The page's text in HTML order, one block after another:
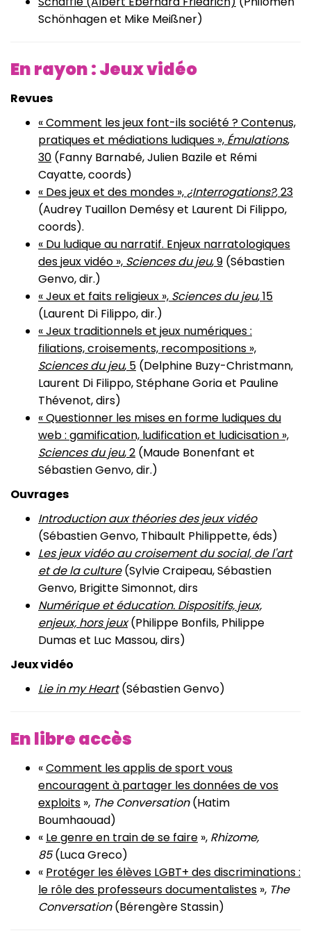
Schönhagen et Mike Meißner)
En rayon : Jeux vidéo
Revues
« Comment les jeux font-ils société ? Contenus,
pratiques et médiations ludiques », Émulations,
30 (Fanny Barnabé, Julien Bazile et Rémi
Cayatte, coords)
« Des jeux et des mondes »,¿Interrogations?, 23
(Audrey Tuaillon Demésy et Laurent Di Filippo,
coords).
« Du ludique au narratif. Enjeux narratologiques
des jeux vidéo », Sciences du jeu, 9 (Sébastien
Genvo, dir.)
« Jeux et faits religieux », Sciences du jeu, 15
(Laurent Di Filippo, dir.)
« Jeux traditionnels et jeux numériques :
filiations, croisements, recompositions »,
Sciences du jeu, 5 (Delphine Buzy-Christmann,
Laurent Di Filippo, Stéphane Goria et Pauline
Thévenot, dirs)
« Questionner les mises en forme ludiques du
web : gamification, ludification et ludicisation »,
Sciences du jeu, 2 (Maude Bonenfant et
Sébastien Genvo, dir.)
Ouvrages
Introduction aux théories des jeux vidéo
(Sébastien Genvo, Thibault Philippette, éds)
Les jeux vidéo au croisement du social, de l'art
et de la culture(Sylvie Craipeau, Sébastien
Genvo, Brigitte Simonnot, dirs
Numérique et éducation. Dispositifs, jeux,
enjeux, hors jeux(Philippe Bonfils, Philippe
Dumas et Luc Massou, dirs)
Jeux vidéo
Lie in my Heart(Sébastien Genvo)
En libre accès
«Comment les applis de sport vous
encouragent à partager les données de vos
exploits », The Conversation(Hatim
Boumhaouad)
« Le genre en train de se faire », Rhizome,
85(Luca Greco)
« Protéger les élèves LGBT+ des discriminations :
le rôle des professeurs documentalistes », The
Conversation(Bérengère Stassin)